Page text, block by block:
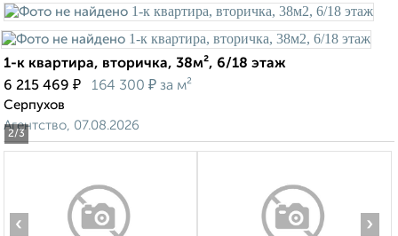
2/3
1-к квартира, вторичка, 38м², 6/18 этаж
6 215 469 ₽ 164 300 ₽ за м²
Серпухов
Агентство, 07.08.2026
‹ ›